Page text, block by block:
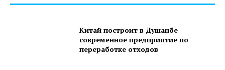
Китай построит в Душанбе
современное предприятие по
переработке отходов